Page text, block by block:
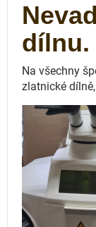
dílnu.
Na všechny
zlatnické